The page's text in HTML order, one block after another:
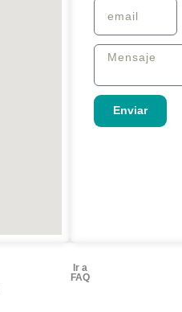
Apellido
email
Mensaje
Enviar
Ir a
FAQ